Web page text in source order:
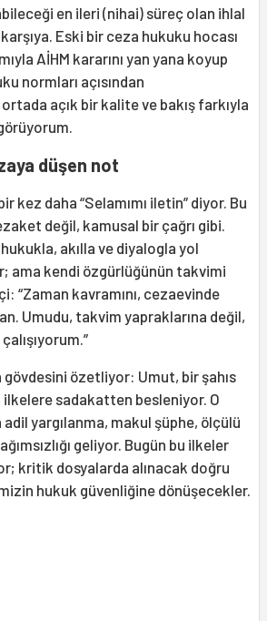
en ileri (nihai) süreç olan ihlal
Eski bir ceza hukuku hocası
AİHM kararını yan yana koyup
normları açısından
ortada açık bir kalite ve bakış farkıyla
düşen not
kez daha “Selamımı iletin” diyor. Bu
değil, kamusal bir çağrı gibi.
akılla ve diyalogla yol
ama kendi özgürlüğünün takvimi
“Zaman kavramını, cezaevinde
Umudu, takvim yapraklarına değil,
gövdesini özetliyor: Umut, bir şahıs
sadakatten besleniyor. O
adil yargılanma, makul şüphe, ölçülü
geliyor. Bugün bu ilkeler
kritik dosyalarda alınacak doğru
hukuk güvenliğine dönüşecekler.